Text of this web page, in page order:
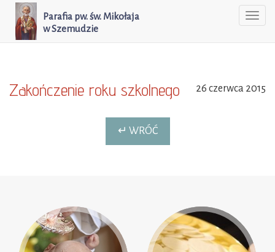
Parafia pw. św. Mikołaja
w Szemudzie
26 czerwca 2015
Zakończenie roku szkolnego
↵ WRÓĆ